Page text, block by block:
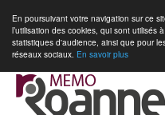
En poursuivant votre navigation sur ce
l’utilisation des cookies, qui sont utilisés
statistiques d'audience, ainsi que pour
réseaux sociaux. En savoir plus
Accueil> Recherche